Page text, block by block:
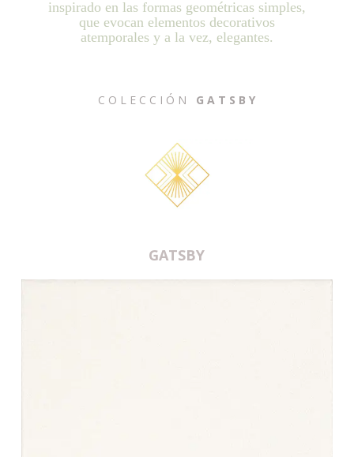
inspirado en las formas geométricas simples,
que evocan elementos decorativos
atemporales y a la vez, elegantes.
C O L E C C I Ó N G A T S B Y
GATSBY